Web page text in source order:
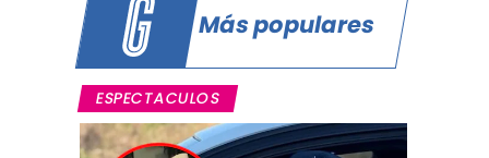
Más populares
ESPECTACULOS